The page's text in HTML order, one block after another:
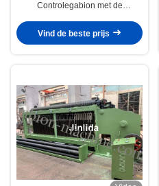
Controlegabion met de
Eindesysteem/2.5mm.
Vind de beste prijs